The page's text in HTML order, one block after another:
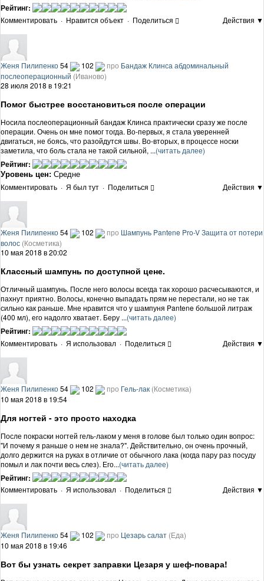
Рейтинг:
Комментировать · Нравится объект · Поделиться Действия ▼
Женя Пилипенко54 102 про Бандаж Клинса абдоминальный
послеоперационный (Иваново)
28 июля 2018 в 19:21
Помог быстрее восстановиться после операции
Носила послеоперационный бандаж Клинса практически сразу же после
операции. Очень он мне помог тогда. Во-первых, я стала уверенней
двигаться, не боясь, что разойдутся швы. Во-вторых, в процессе носки
заметила, что боль стала не такой сильной, ...(читать далее)
Рейтинг:
Уровень цен: Средне
Комментировать · Я был тут · Поделиться Действия ▼
Женя Пилипенко54 102 про Шампунь Pantene Pro-V Защита от потери
волос (Косметика)
10 мая 2018 в 20:02
Классный шампунь по доступной цене.
Отличный шампунь. После него волосы всегда так хорошо расчесываются, и
пахнут приятно. Волосы, конечно выпадать прям не перестали, но не так
сильно как раньше. Мне нравится что у шампуня Pantene большой литраж
(400 мл), его надолго хватает. Беру ...(читать далее)
Рейтинг:
Комментировать · Я использовал · Поделиться Действия ▼
Женя Пилипенко54 102 про Гель-лак (Косметика)
10 мая 2018 в 19:54
Для ногтей - это просто находка
После покраски ногтей гель-лаком у меня в голове был только один вопрос:
"И почему я раньше о нем не знала?". Действительно, он очень прочный,
долго держится на руках в отличие от обычного лака (когда пару раз посуду
помыл и лак почти весь слез). Его...(читать далее)
Рейтинг:
Комментировать · Я использовал · Поделиться Действия ▼
Женя Пилипенко54 102 про Цезарь салат (Еда)
10 мая 2018 в 19:46
Вот бы узнать секрет заправки Цезаря у шеф-повара!